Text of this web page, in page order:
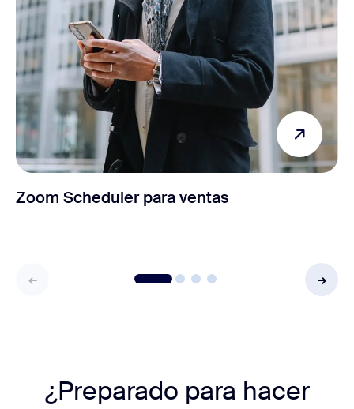
Zoom Scheduler para ventas
¿Preparado para hacer